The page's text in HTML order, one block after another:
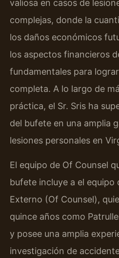
valiosa en casos de
complejas, donde la
los daños económicos
los aspectos financieros
fundamentales para
completa. A lo largo de
práctica, el Sr. Sris ha
del bufete en una amplia
lesiones personales en
El equipo de Of Counsel
bufete incluye a el equipo
Externo (Of Counsel),
quince años como
y posee una amplia
investigación de